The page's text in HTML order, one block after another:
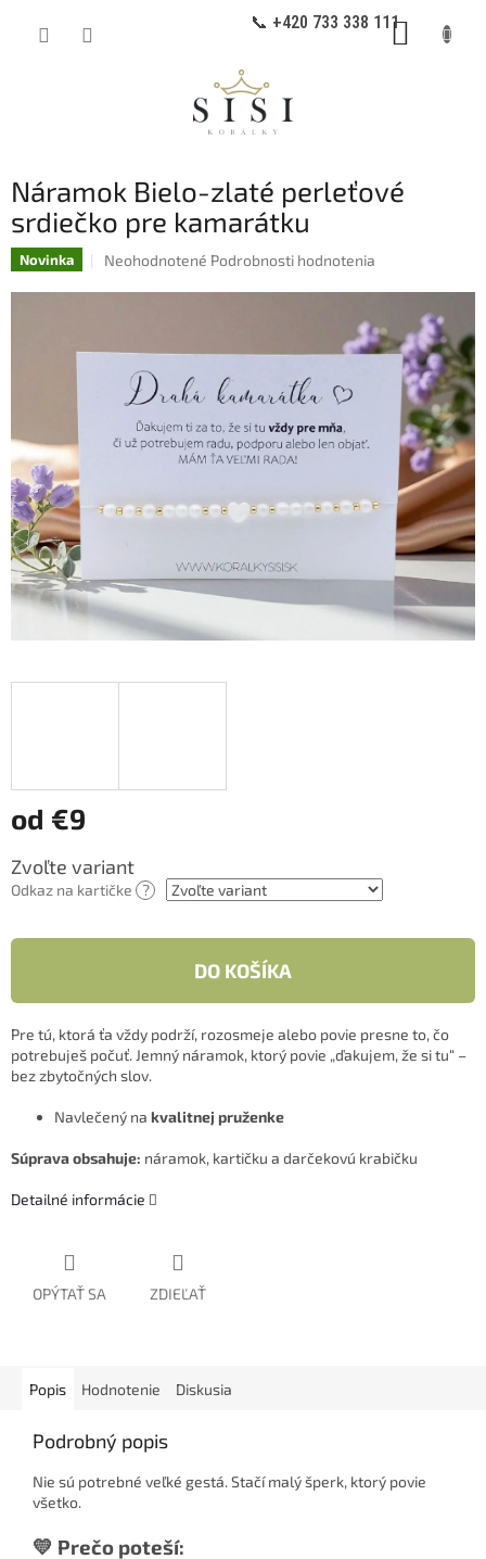
📞 +420 733 338 111
Náramok Bielo-zlaté perleťové
srdiečko pre kamarátku
Novinka
Priemerné
hviezdičiek.
Neohodnotené Podrobnosti hodnotenia
od €9
Jednotková
cena:
Zvoľte variant
Odkaz na kartičke ?
DO KOŠÍKA
Pre tú, ktorá ťa vždy podrží, rozosmeje alebo povie presne to, čo
potrebuješ počuť. Jemný náramok, ktorý povie „ďakujem, že si tu“ –
bez zbytočných slov.
Navlečený na kvalitnej pruženke
Súprava obsahuje: náramok, kartičku a darčekovú krabičku
Detailné informácie
OPÝTAŤ SA ZDIEĽAŤ
Popis Hodnotenie Diskusia
Podrobný popis
Nie sú potrebné veľké gestá. Stačí malý šperk, ktorý povie
všetko.
💛 Prečo poteší: